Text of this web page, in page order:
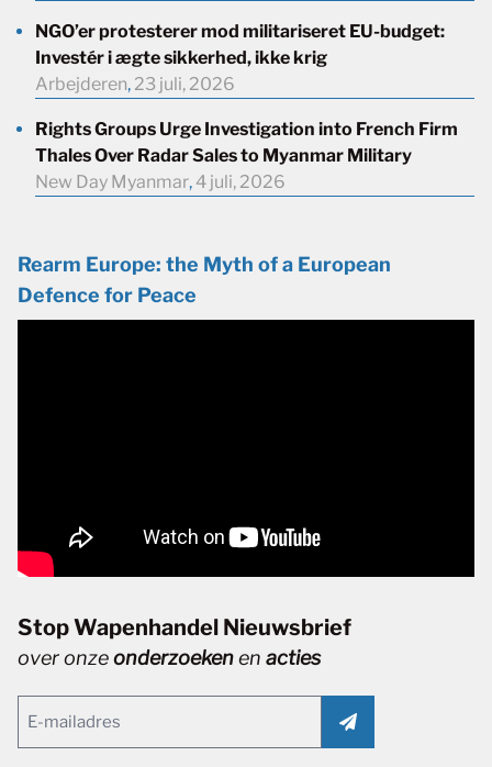
NGO’er protesterer mod militariseret EU-budget:
Investér i ægte sikkerhed, ikke krig
Arbejderen, 23 juli, 2026
Rights Groups Urge Investigation into French Firm
Thales Over Radar Sales to Myanmar Military
New Day Myanmar, 4 juli, 2026
Rearm Europe: the Myth of a European
Defence for Peace
Stop Wapenhandel Nieuwsbrief
over onzeonderzoekenen acties
(Vereist)